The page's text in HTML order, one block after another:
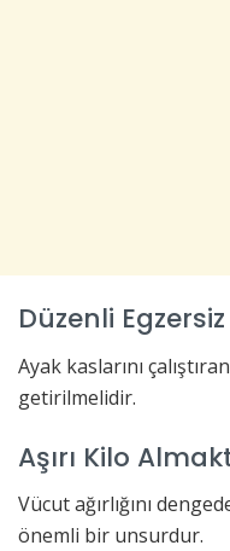
Düzenli
Ayak kaslarını
getirilmelidir.
Aşırı Kilo
Vücut ağırlığını
önemli bir unsurdur.